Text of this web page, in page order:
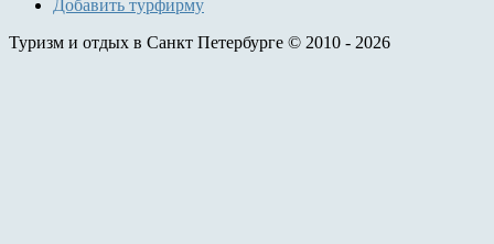
Добавить турфирму
Туризм и отдых в Санкт Петербурге © 2010 - 2026